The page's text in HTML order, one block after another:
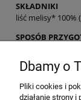
SKŁADNIKI
liść melisy*
SPOSÓB
zaparzenia na
Przechowywać
Dbamy o
Pliki cookies i
działanie strony